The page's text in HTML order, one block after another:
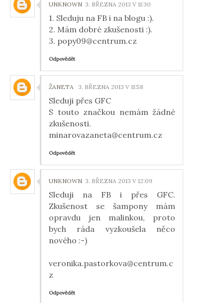
UNKNOWN 3. BŘEZNA 2013 V 11:30
1. Sleduju na FB i na blogu :).
2. Mám dobré zkušenosti :).
3. popy09@centrum.cz
Odpovědět
ŽANETA 3. BŘEZNA 2013 V 11:58
Sleduji přes GFC
S touto značkou nemám žádné
zkušenosti.
minarovazaneta@centrum.cz
Odpovědět
UNKNOWN 3. BŘEZNA 2013 V 12:09
Sleduji na FB i přes GFC.
Zkušenost se šampony mám
opravdu jen malinkou, proto
bych ráda vyzkoušela něco
nového :-)
veronika.pastorkova@centrum.c
z
Odpovědět